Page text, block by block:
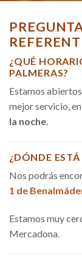
¿QUÉ
PALMERAS?
Estamos
mejor servicio,
la noche.
¿DÓNDE
Nos podrás
1 de
Estamos muy
Mercadona.